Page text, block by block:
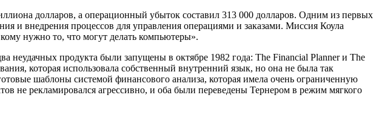
долларов, а операционный убыток составил 313 000 долларов. Одним из первых
и внедрения процессов для управления операциями и заказами. Миссия Коула
нужно то, что могут делать компьютеры».
неудачных продукта были запущены в октябре 1982 года: The Financial Planner и The
которая использовала собственный внутренний язык, но она не была так
шаблоны системой финансового анализа, которая имела очень ограниченную
не рекламировался агрессивно, и оба были переведены Тернером в режим мягкого